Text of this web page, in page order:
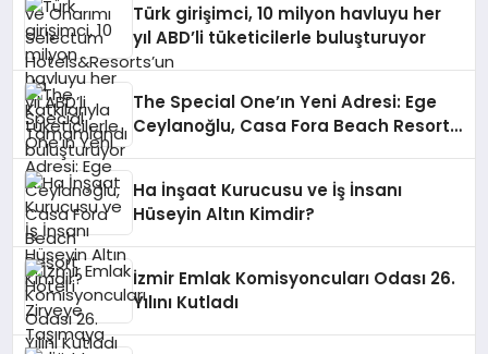
Türk girişimci, 10 milyon havluyu her
yıl ABD’li tüketicilerle buluşturuyor
The Special One’ın Yeni Adresi: Ege
Ceylanoğlu, Casa Fora Beach Resort
Ha İnşaat Kurucusu ve İş İnsanı
Hüseyin Altın Kimdir?
İzmir Emlak Komisyoncuları Odası 26.
Yılını Kutladı